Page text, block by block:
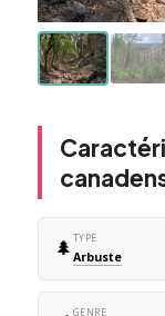
🌲 TYPE
Arbuste
GENRE